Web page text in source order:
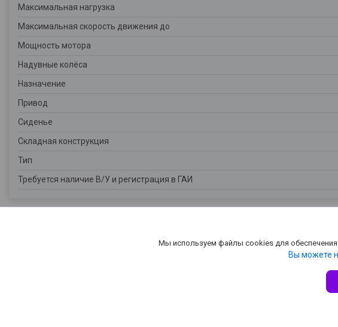
Максимальная нагрузка
Максимальная скорость движения до
Мощность мотора
Надувные колёса
Назначение
Привод
Сиденье
Складная конструкция
Тип
Требуется наличие В/У и регистрация в ГАИ
Мы используем файлы cookies для
Вы можете